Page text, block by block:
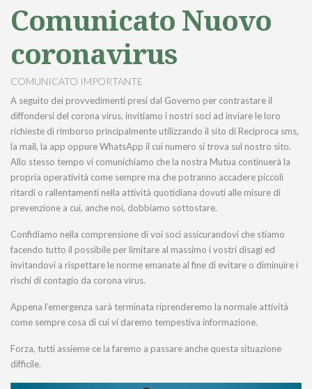
Comunicato Nuovo
coronavirus
COMUNICATO IMPORTANTE
A seguito dei provvedimenti presi dal Governo per contrastare il
diffondersi del corona virus, invitiamo i nostri soci ad inviare le loro
richieste di rimborso principalmente utilizzando il sito di Reciproca sms,
la mail, la app oppure WhatsApp il cui numero si trova sul nostro sito.
Allo stesso tempo vi comunichiamo che la nostra Mutua continuerà la
propria operatività come sempre ma che potranno accadere piccoli
ritardi o rallentamenti nella attività quotidiana dovuti alle misure di
prevenzione a cui, anche noi, dobbiamo sottostare.
Confidiamo nella comprensione di voi soci assicurandovi che stiamo
facendo tutto il possibile per limitare al massimo i vostri disagi ed
invitandovi a rispettare le norme emanate al fine di evitare o diminuire i
rischi di contagio da corona virus.
Appena l’emergenza sarà terminata riprenderemo la normale attività
come sempre cosa di cui vi daremo tempestiva informazione.
Forza, tutti assieme ce la faremo a passare anche questa situazione
difficile.